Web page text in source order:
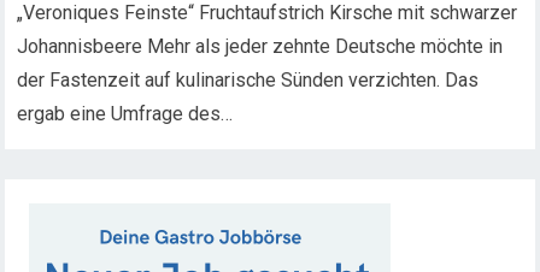
„Veroniques Feinste“ Fruchtaufstrich Kirsche mit schwarzer
Johannisbeere Mehr als jeder zehnte Deutsche möchte in
der Fastenzeit auf kulinarische Sünden verzichten. Das
ergab eine Umfrage des…